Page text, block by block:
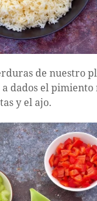
de nuestro
dados el pimiento
y el ajo.